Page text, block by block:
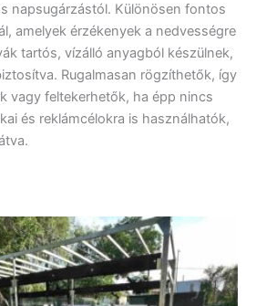
napsugárzástól. Különösen fontos
amelyek érzékenyek a nedvességre
tartós, vízálló anyagból készülnek,
Rugalmasan rögzíthetők, így
vagy feltekerhetők, ha épp nincs
és reklámcélokra is használhatók,